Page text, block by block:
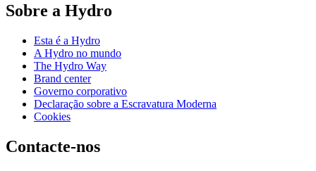
Sobre a Hydro
Esta é a Hydro
A Hydro no mundo
The Hydro Way
Brand center
Governo corporativo
Declaração sobre a Escravatura Moderna
Cookies
Contacte-nos